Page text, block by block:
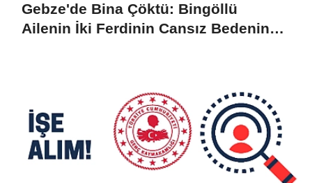
Gebze'de Bina Çöktü: Bingöllü
Ailenin İki Ferdinin Cansız Bedenine